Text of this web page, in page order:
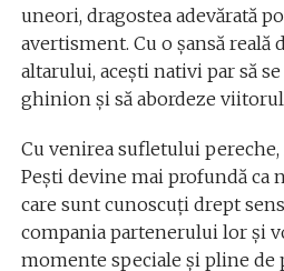
uneori, dragostea adevărată
avertisment. Cu o șansă reală
altarului, acești nativi par să
ghinion și să abordeze
Cu venirea sufletului
Pești devine mai profundă ca
care sunt cunoscuți drept
compania partenerului lor și
momente speciale și pline de